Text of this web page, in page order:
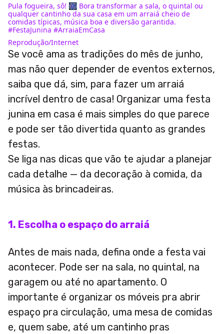
Pula fogueira, sô! 🎆 Bora transformar a sala, o quintal ou
qualquer cantinho da sua casa em um arraiá cheio de
comidas típicas, música boa e diversão garantida.
#FestaJunina #ArraiaEmCasa
Reprodução/Internet
Se você ama as tradições do mês de junho,
mas não quer depender de eventos externos,
saiba que dá, sim, para fazer um arraiá
incrível dentro de casa! Organizar uma festa
junina em casa é mais simples do que parece
e pode ser tão divertida quanto as grandes
festas.
Se liga nas dicas que vão te ajudar a planejar
cada detalhe — da decoração à comida, da
música às brincadeiras.
1. Escolha o espaço do arraiá
Antes de mais nada, defina onde a festa vai
acontecer. Pode ser na sala, no quintal, na
garagem ou até no apartamento. O
importante é organizar os móveis pra abrir
espaço pra circulação, uma mesa de comidas
e, quem sabe, até um cantinho pras